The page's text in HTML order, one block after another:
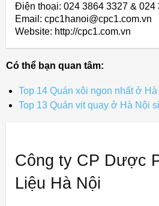
Điện thoại: 024 3864 3327 & 024
Email: cpc1hanoi@cpc1.com.vn
Website: http://cpc1.com.vn
Có thể bạn quan tâm:
Top 14 Quán xôi ngon nhất ở
Top 13 Quán vịt quay ở Hà Nội
Công ty CP Dược
Liệu Hà Nội